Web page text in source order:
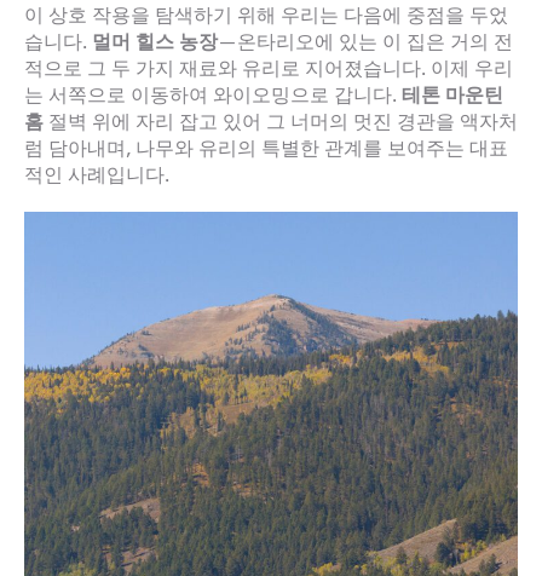
이 상호 작용을 탐색하기 위해 우리는 다음에 중점을 두었
습니다. 멀머 힐스 농장—온타리오에 있는 이 집은 거의 전
적으로 그 두 가지 재료와 유리로 지어졌습니다. 이제 우리
는 서쪽으로 이동하여 와이오밍으로 갑니다. 테톤 마운틴
홈 절벽 위에 자리 잡고 있어 그 너머의 멋진 경관을 액자처
럼 담아내며, 나무와 유리의 특별한 관계를 보여주는 대표
적인 사례입니다.